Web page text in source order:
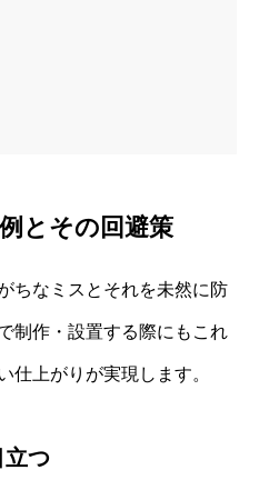
とその回避策
ちなミスとそれを未然に防
制作・設置する際にもこれ
仕上がりが実現します。
立つ